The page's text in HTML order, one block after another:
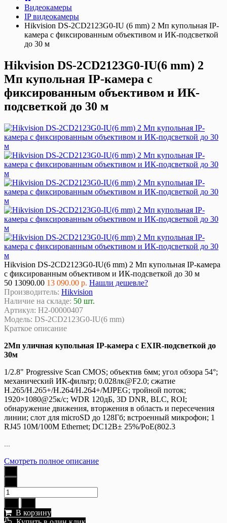
Видеокамеры
IP видеокамеры
Hikvision DS-2CD2123G0-IU (6 mm) 2 Мп купольная IP-
камера с фиксированным объективом и ИК-подсветкой
до 30 м
Hikvision DS-2CD2123G0-IU(6 mm) 2
Мп купольная IP-камера с
фиксированным объективом и ИК-
подсветкой до 30 м
Hikvision DS-2CD2123G0-IU(6 mm) 2 Мп купольная IP-камера
с фиксированным объективом и ИК-подсветкой до 30 м
50 13090.00 13 090.00 р. Нашли дешевле?
Производитель: Hikvision
Наличие на складе: 50 шт.
Артикул: Н2-00000407
Модель: DS-2CD2123G0-IU(6 mm)
Краткое описание
2Мп уличная купольная IP-камера с EXIR-подсветкой до
30м
1/2.8" Progressive Scan CMOS; объектив 6мм; угол обзора 54°;
механический ИК-фильтр; 0.028лк@F2.0; сжатие
H.265/H.265+/H.264/H.264+/MJPEG; тройной поток;
1920×1080@25к/с; WDR 120дБ, 3D DNR, BLC, ROI;
обнаружение движения, вторжения в область и пересечения
линии; слот для microSD до 128Гб; встроенный микрофон; 1
RJ45 10M/100M Ethernet; DC12В± 25%/PoE(802.3
...
Смотреть полное описание
В корзину